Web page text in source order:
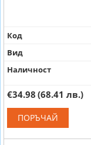
Код
Вид
Наличност
€34.98 (68.41 лв.)
ПОРЪЧАЙ